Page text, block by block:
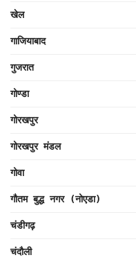
खेल
गाजियाबाद
गुजरात
गोण्डा
गोरखपुर
गोरखपुर मंडल
गोवा
गौतम बुद्ध नगर (नोएडा)
चंडीगढ़
चंदौली